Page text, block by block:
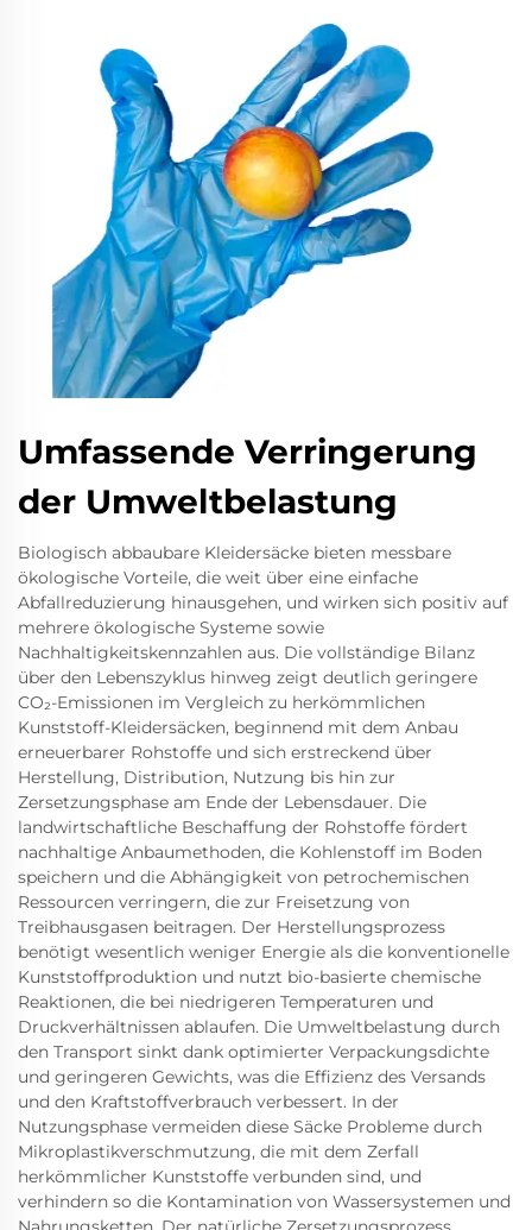
Umfassende Verringerung
der Umweltbelastung
Biologisch abbaubare Kleidersäcke bieten messbare
ökologische Vorteile, die weit über eine einfache
Abfallreduzierung hinausgehen, und wirken sich positiv auf
mehrere ökologische Systeme sowie
Nachhaltigkeitskennzahlen aus. Die vollständige Bilanz
über den Lebenszyklus hinweg zeigt deutlich geringere
CO₂-Emissionen im Vergleich zu herkömmlichen
Kunststoff-Kleidersäcken, beginnend mit dem Anbau
erneuerbarer Rohstoffe und sich erstreckend über
Herstellung, Distribution, Nutzung bis hin zur
Zersetzungsphase am Ende der Lebensdauer. Die
landwirtschaftliche Beschaffung der Rohstoffe fördert
nachhaltige Anbaumethoden, die Kohlenstoff im Boden
speichern und die Abhängigkeit von petrochemischen
Ressourcen verringern, die zur Freisetzung von
Treibhausgasen beitragen. Der Herstellungsprozess
benötigt wesentlich weniger Energie als die konventionelle
Kunststoffproduktion und nutzt bio-basierte chemische
Reaktionen, die bei niedrigeren Temperaturen und
Druckverhältnissen ablaufen. Die Umweltbelastung durch
den Transport sinkt dank optimierter Verpackungsdichte
und geringeren Gewichts, was die Effizienz des Versands
und den Kraftstoffverbrauch verbessert. In der
Nutzungsphase vermeiden diese Säcke Probleme durch
Mikroplastikverschmutzung, die mit dem Zerfall
herkömmlicher Kunststoffe verbunden sind, und
verhindern so die Kontamination von Wassersystemen und